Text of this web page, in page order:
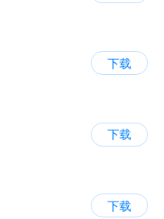
下载
下载
下载